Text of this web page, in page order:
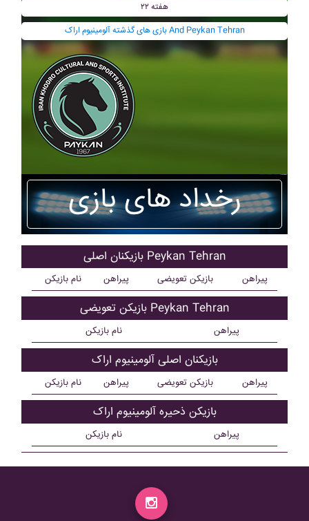
هفته ۲۲
بازی های گذشته آلومينيوم اراک And Peykan Tehran
رخداد های بازی
بازیکنان اصلی Peykan Tehran
نام بازیکن پیراهن بازیکن تعویضی پیراهن
بازیکن تعویضی Peykan Tehran
نام بازیکن پیراهن
بازیکنان اصلی آلومينيوم اراک
نام بازیکن پیراهن بازیکن تعویضی پیراهن
بازیکن ذحیره آلومينيوم اراک
نام بازیکن پیراهن